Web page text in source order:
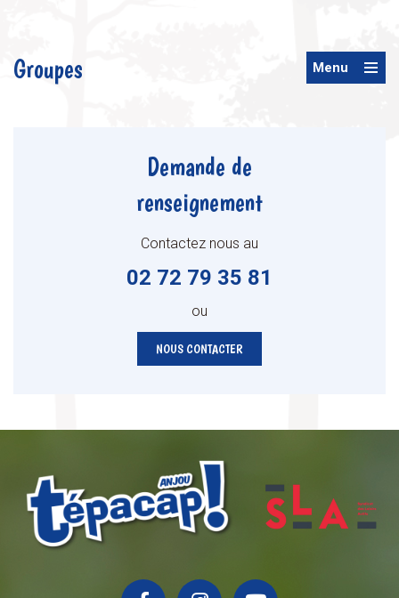
Groupes Menu
Demande de
renseignement
Contactez nous au
02 72 79 35 81
ou
NOUS CONTACTER